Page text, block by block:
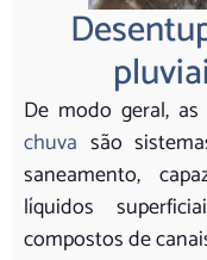
De modo geral,
chuva são
saneamento,
líquidos
compostos de